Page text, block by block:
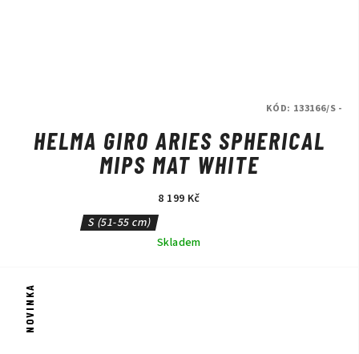
HELMA GIRO ARIES SPHERICAL
MIPS MAT WHITE
8 199 Kč
S (51-55 cm)
Skladem
KÓD: 133166/S -
NOVINKA